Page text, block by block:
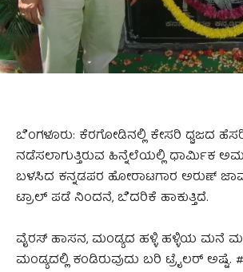
ಬೆಂಗಳೂರು: ಕೆರಗೋಡಿನಲ್ಲಿ ಕೇಸರಿ ಧ್ವಜದ
ನಡೆಸಲಾಗುತ್ತಿರುವ ಹಿನ್ನೆಲೆಯಲ್ಲಿ ಧಾರ್ಮಿಕ
ಬಳಸಿದ ಕನ್ನಡಪರ ಹೋರಾಟಗಾರ ಅರುಣ್
ಟ್ರಾಲ್ ಪಡೆ ನಿಂದನೆ, ಬೆದರಿಕೆ ಹಾಕುತ್ತಿದೆ.
ವೈರಸ್ ಹಾಸನ, ಮಂಡ್ಯದ ಹಳ್ಳಿ ಹಳ್ಳಿಯ ಮನೆ
ಮಂಡ್ಯದಲ್ಲಿ ಕಂಡಿರುವುದು ಬರಿ ಟ್ರೈಲರ್ ಅಷ್ಟೆ.